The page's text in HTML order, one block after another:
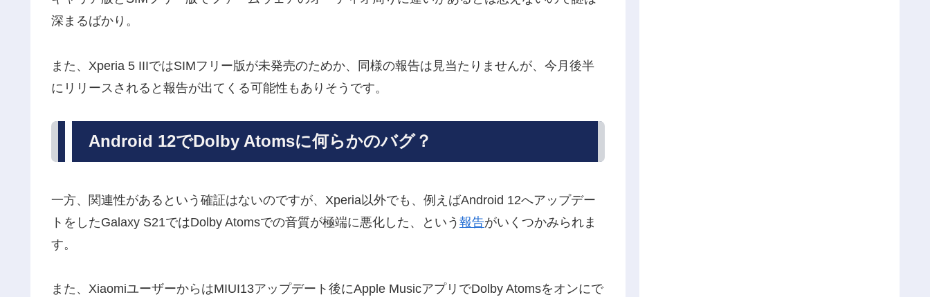
深まるばかり。
また、Xperia 5 IIIではSIMフリー版が未発売のためか、同様の報告は見当たりませんが、今月後半
にリリースされると報告が出てくる可能性もありそうです。
Android 12でDolby Atomsに何らかのバグ？
一方、関連性があるという確証はないのですが、Xperia以外でも、例えばAndroid 12へアップデー
トをしたGalaxy S21ではDolby Atomsでの音質が極端に悪化した、という 報告がいくつかみられま
す。
また、XiaomiユーザーからはMIUI13アップデート後にApple MusicアプリでDolby Atomsをオンにで